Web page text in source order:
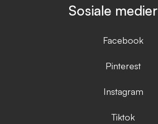
Sosiale medier
Facebook
Pinterest
Instagram
Tiktok